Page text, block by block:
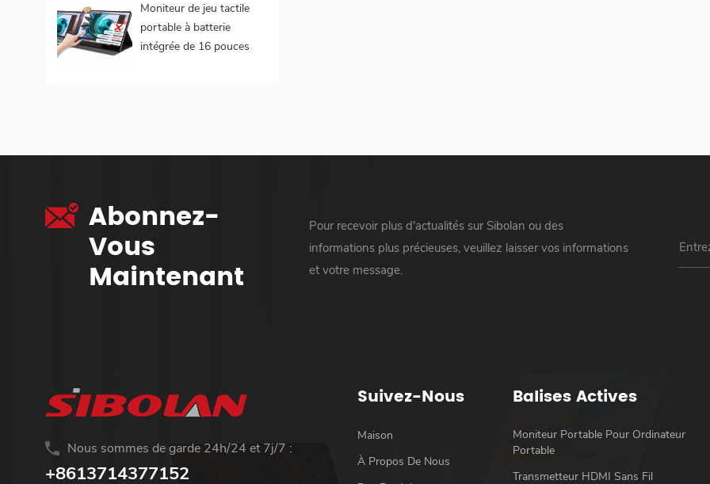
Moniteur de jeu tactile
portable à batterie
intégrée de 16 pouces
Abonnez-
Vous
Maintenant
Pour recevoir plus d'actualités sur Sibolan ou des
informations plus précieuses, veuillez laisser vos informations
et votre message.
Nous sommes de garde 24h/24 et 7j/7 :
+8613714377152
Suivez-Nous
Maison
À Propos De Nous
Balises Actives
Moniteur Portable Pour Ordinateur
Portable
Transmetteur HDMI Sans Fil